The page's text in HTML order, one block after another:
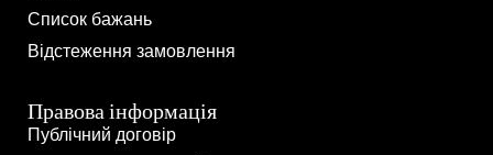
Список бажань
Відстеження замовлення
Правова інформація
Публічний договір